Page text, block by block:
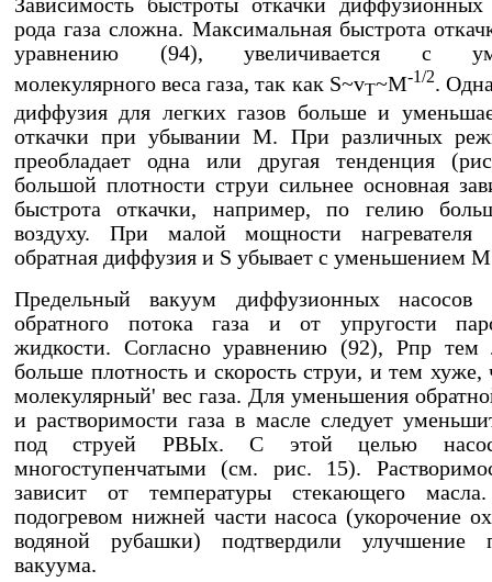
рода газа сложна. Максимальная быстрота
уравнению (94), увеличивается с
молекулярного веса газа, так как S~vT~M-1/2.
диффузия для легких газов больше и
откачки при убывании М. При различных
преобладает одна или другая тенденция
большой плотности струи сильнее основная
быстрота откачки, например, по гелию
воздуху. При малой мощности нагревателя
обратная диффузия и S убывает с уменьшением
Предельный вакуум диффузионных насосов
обратного потока газа и от упругости
жидкости. Согласно уравнению (92), Рпр тем
больше плотность и скорость струи, и тем
молекулярный' вес газа. Для уменьшения
и растворимости газа в масле следует
под струей РВЫх. С этой целью
многоступенчатыми (см. рис. 15).
зависит от температуры стекающего
подогревом нижней части насоса (укорочение
водяной рубашки) подтвердили улучшение
вакуума.